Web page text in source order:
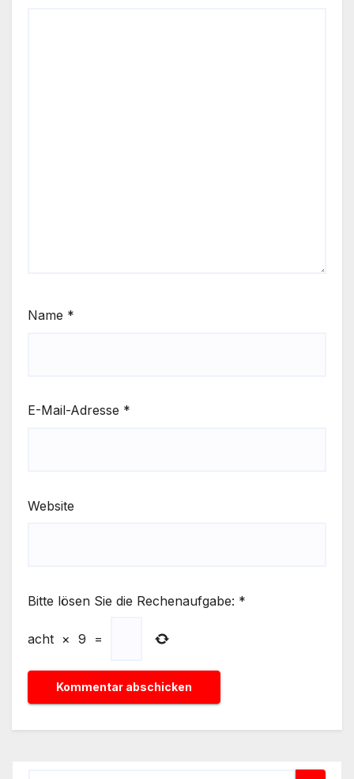
Name *
E-Mail-Adresse *
Website
Bitte lösen Sie die Rechenaufgabe: *
acht × 9 =